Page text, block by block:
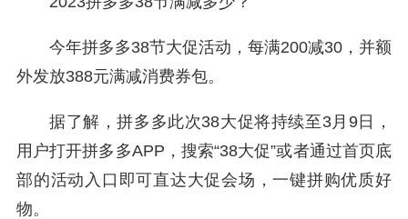
今年拼多多38节大促活动，每满200减30，并额
外发放388元满减消费券包。
据了解，拼多多此次38大促将持续至3月9日，
用户打开拼多多APP，搜索“38大促”或者通过首页底
部的活动入口即可直达大促会场，一键拼购优质好
物。